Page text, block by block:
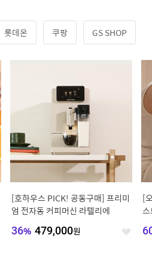
롯데온 쿠팡 GS SHOP
[호하우스 PICK! 공동구매] 프리미
엄 전자동 커피머신 라텔리에
36% 479,000원 좋
[